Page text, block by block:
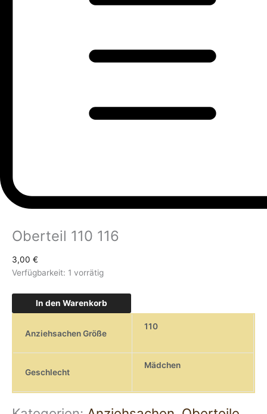
Oberteil 110 116
3,00 €
Verfügbarkeit: 1 vorrätig
In den Warenkorb
Anziehsachen Größe
110
Geschlecht
Mädchen